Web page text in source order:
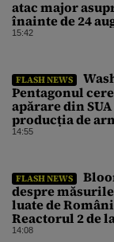
atac major
înainte de 24
15:42
FLASH NEWS
Pentagonul
apărare din
producția de
cu Iranul
14:55
FLASH NEWS
despre
luate de
Reactorul 2 de
Operațiunea a
14:08